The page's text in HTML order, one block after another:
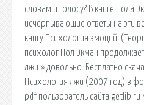
словам и голосу? В книге Пола
исчерпывающие ответы на эти
книгу Психология эмоций.
психолог Пол Экман
лжи » довольно. Бесплатно
Психология лжи (2007 год) в
pdf пользователь сайта getlib.ru